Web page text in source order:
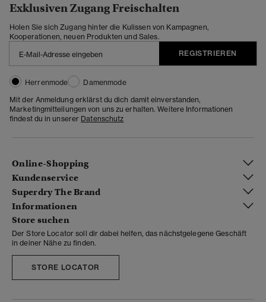
Exklusiven Zugang Freischalten
Holen Sie sich Zugang hinter die Kulissen von Kampagnen,
Kooperationen, neuen Produkten und Sales.
REGISTRIEREN
Herrenmode
Damenmode
Mit der Anmeldung erklärst du dich damit einverstanden,
Marketingmitteilungen von uns zu erhalten. Weitere Informationen
findest du in unserer Datenschutz
Online-Shopping
Kundenservice
Superdry The Brand
Informationen
Store suchen
Der Store Locator soll dir dabei helfen, das nächstgelegene Geschäft
in deiner Nähe zu finden.
STORE LOCATOR